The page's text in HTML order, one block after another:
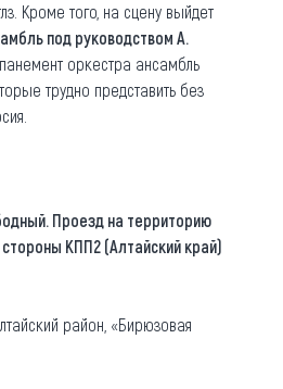
Кроме того, на сцену выйдет
под руководством А.
оркестра ансамбль
трудно представить без
Проезд на территорию
КПП2 (Алтайский край)
район, «Бирюзовая